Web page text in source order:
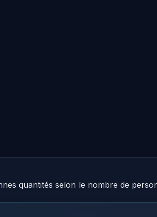
quantités selon le nombre de